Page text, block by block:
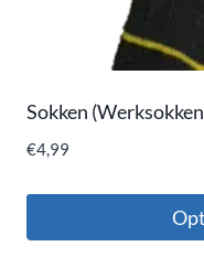
Sokken
€4,99